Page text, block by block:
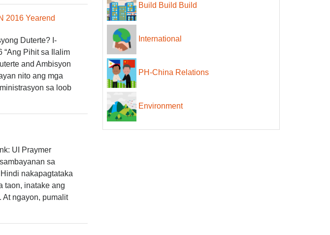
2016 Yearend
Duterte? I-
“Ang Pihit sa Ilalim
and Ambisyon
nito ang mga
sa loob
UI Praymer
sa
nakapagtataka
taon, inatake ang
At ngayon, pumalit
Build Build Build
International
PH-China Relations
Environment